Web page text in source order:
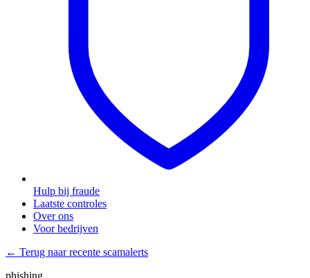
Hulp bij fraude
Laatste controles
Over ons
Voor bedrijven
← Terug naar recente scamalerts
phishing